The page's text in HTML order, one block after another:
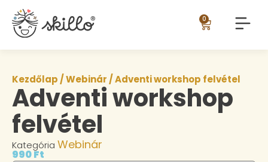
0
Kezdőlap /Webinár / Adventi workshop felvétel
Adventi workshop
felvétel
Kategória Webinár
990Ft